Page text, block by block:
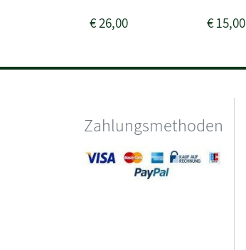
€26,00 €15,00
Zahlungsmethoden